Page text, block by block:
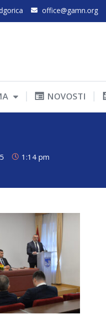
office@gamn.org
NOVOSTI
1:14 pm